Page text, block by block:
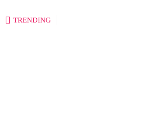
TRENDING